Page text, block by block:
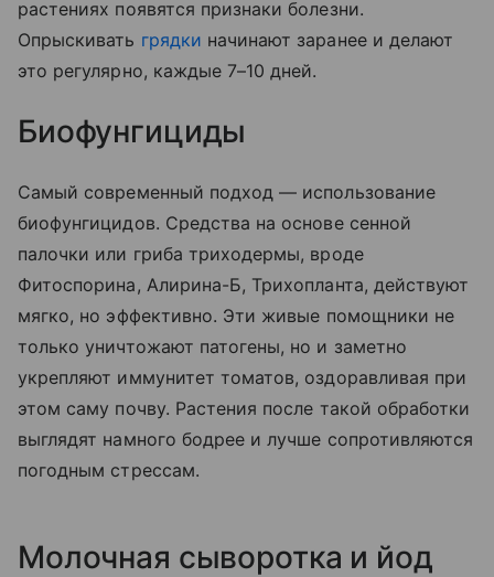
растениях появятся признаки болезни.
Опрыскивать грядки начинают заранее и делают
это регулярно, каждые 7–10 дней.
Биофунгициды
Самый современный подход — использование
биофунгицидов. Средства на основе сенной
палочки или гриба триходермы, вроде
Фитоспорина, Алирина-Б, Трихопланта, действуют
мягко, но эффективно. Эти живые помощники не
только уничтожают патогены, но и заметно
укрепляют иммунитет томатов, оздоравливая при
этом саму почву. Растения после такой обработки
выглядят намного бодрее и лучше сопротивляются
погодным стрессам.
Молочная сыворотка и йод